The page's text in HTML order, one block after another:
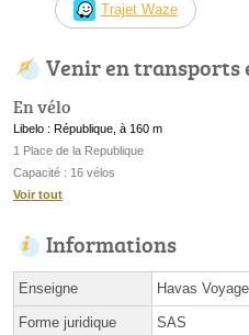
Trajet Waze
Venir en transports
En vélo
Libelo : République, à 160 m
1 Place de la Republique
Capacité : 16 vélos
Voir tout
Informations
Enseigne Havas
Forme juridique SAS